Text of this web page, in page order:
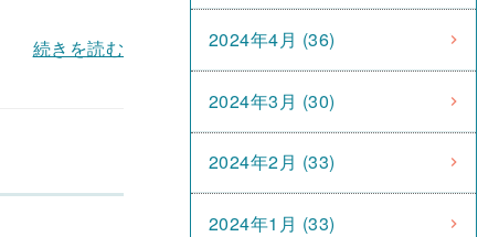
続きを読む
2024年4月 (36)
2024年3月 (30)
2024年2月 (33)
2024年1月 (33)